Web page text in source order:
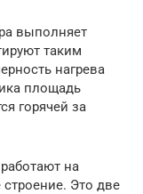
выполняет
таким
нагрева
площадь
горячей за
на
Это две